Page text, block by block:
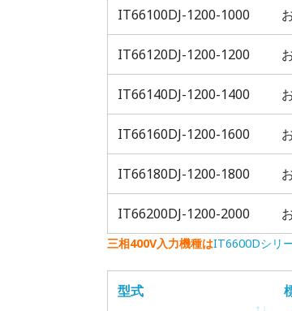
IT66100DJ-1200-1000
IT66120DJ-1200-1200
IT66140DJ-1200-1400
IT66160DJ-1200-1600
IT66180DJ-1200-1800
IT66200DJ-1200-2000
三相400V入力機種はIT6600Dシリ
型式